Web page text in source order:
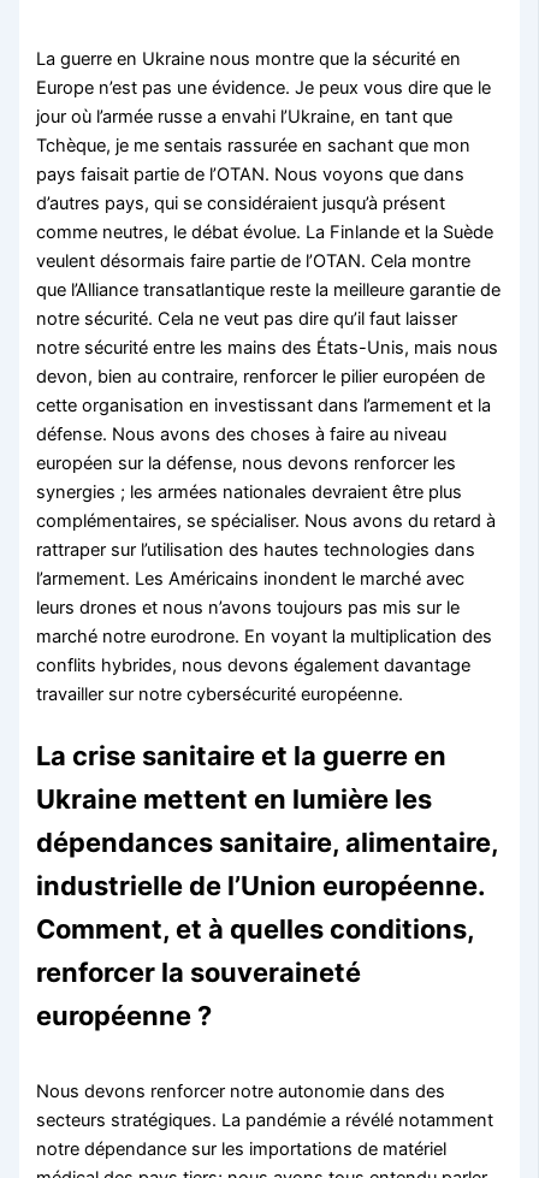
La guerre en Ukraine nous montre que la sécurité en
Europe n’est pas une évidence. Je peux vous dire que le
jour où l’armée russe a envahi l’Ukraine, en tant que
Tchèque, je me sentais rassurée en sachant que mon
pays faisait partie de l’OTAN. Nous voyons que dans
d’autres pays, qui se considéraient jusqu’à présent
comme neutres, le débat évolue. La Finlande et la Suède
veulent désormais faire partie de l’OTAN. Cela montre
que l’Alliance transatlantique reste la meilleure garantie de
notre sécurité. Cela ne veut pas dire qu’il faut laisser
notre sécurité entre les mains des États-Unis, mais nous
devon, bien au contraire, renforcer le pilier européen de
cette organisation en investissant dans l’armement et la
défense. Nous avons des choses à faire au niveau
européen sur la défense, nous devons renforcer les
synergies ; les armées nationales devraient être plus
complémentaires, se spécialiser. Nous avons du retard à
rattraper sur l’utilisation des hautes technologies dans
l’armement. Les Américains inondent le marché avec
leurs drones et nous n’avons toujours pas mis sur le
marché notre eurodrone. En voyant la multiplication des
conflits hybrides, nous devons également davantage
travailler sur notre cybersécurité européenne.
La crise sanitaire et la guerre en
Ukraine mettent en lumière les
dépendances sanitaire, alimentaire,
industrielle de l’Union européenne.
Comment, et à quelles conditions,
renforcer la souveraineté
européenne ?
Nous devons renforcer notre autonomie dans des
secteurs stratégiques. La pandémie a révélé notamment
notre dépendance sur les importations de matériel